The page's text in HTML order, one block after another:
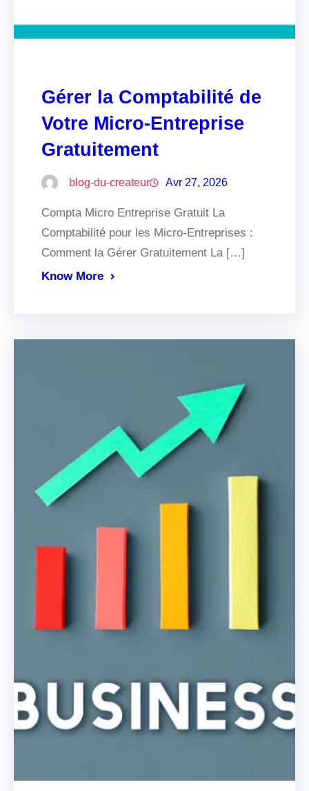
Gérer la Comptabilité de
Votre Micro-Entreprise
Gratuitement
blog-du-createur Avr 27, 2026
Compta Micro Entreprise Gratuit La
Comptabilité pour les Micro-Entreprises :
Comment la Gérer Gratuitement La […]
Know More